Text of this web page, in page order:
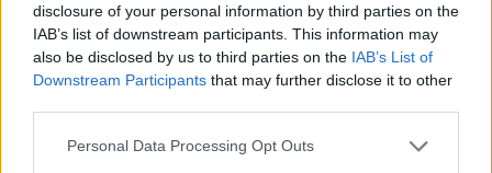
disclosure of your personal information by third parties on the
IAB’s list of downstream participants. This information may
also be disclosed by us to third parties on the IAB’s List of
Downstream Participants that may further disclose it to other
Please note that this website/app uses one or more Google
Personal Data Processing Opt Outs